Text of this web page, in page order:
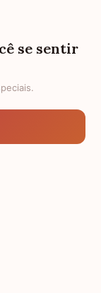
DIAS PARA O MEU
se sentir